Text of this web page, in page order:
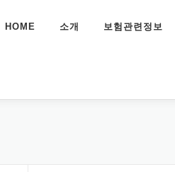
HOME 소개 보험관련정보